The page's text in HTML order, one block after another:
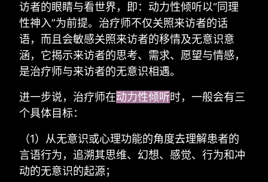
访者的眼睛与看世界，即：动力性倾听以“同理
性神入”为前提。治疗师不仅关照来访者的话
语，而且会敏感关照来访者的移情及无意识意
涵，它揭示来访者的思考、需求、愿望与情感，
是治疗师与来访者的无意识相遇。
进一步说，治疗师在动力性倾听时，一般会有三
个具体目标：
（1）从无意识或心理功能的角度去理解患者的
言语行为，追溯其思维、幻想、感觉、行为和冲
动的无意识的起源；